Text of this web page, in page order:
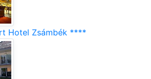
Hotel Zsámbék ****